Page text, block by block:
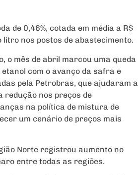
de 0,46%, cotada em média a R$
litro nos postos de abastecimento.
o mês de abril marcou uma queda
com o avanço da safra e
pela Petrobras, que ajudaram a
redução nos preços de
na política de mistura de
um cenário de preços mais
Norte registrou aumento no
entre todas as regiões.